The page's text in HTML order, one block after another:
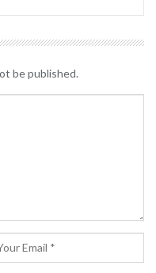
be published.